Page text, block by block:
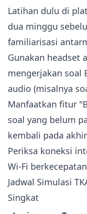
Latihan dulu di
dua minggu
familiarisasi
Gunakan headset
mengerjakan soal
audio (misalnya
Manfaatkan fitur
soal yang belum
kembali pada
Periksa koneksi
Wi‑Fi
Jadwal Simulasi
Singkat